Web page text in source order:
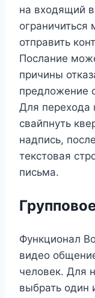
на входящий
отправить
Послание
причины
предложение
Для перехода
свайпнуть
надпись,
текстовая
письма.
Функционал
видео
человек. Для
выбрать один